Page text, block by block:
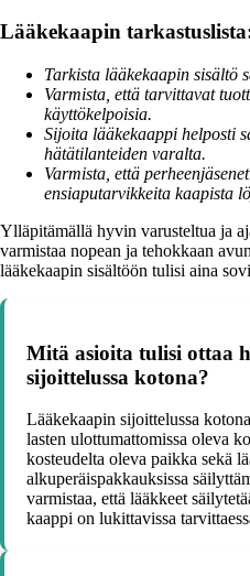
Lääkekaapin
Tarkista lääkekaapin sisältö
Varmista, että tarvittavat
käyttökelpoisia.
Sijoita lääkekaappi helposti
hätätilanteiden varalta.
Varmista, että
ensiaputarvikkeita kaapista
Ylläpitämällä hyvin varusteltua ja
varmistaa nopean ja tehokkaan
lääkekaapin sisältöön tulisi aina
Mitä asioita tulisi ottaa
sijoittelussa kotona?
Lääkekaapin sijoittelussa
lasten ulottumattomissa oleva
kosteudelta oleva paikka sekä
alkuperäispakkauksissa
varmistaa, että lääkkeet
kaappi on lukittavissa